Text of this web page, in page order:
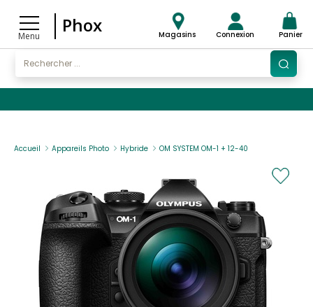
Menu
Phox Magasins Connexion Panier
Accueil Appareils Photo Hybride OM SYSTEM OM-1 + 12-40